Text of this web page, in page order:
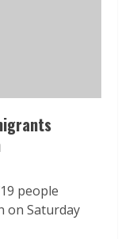
people
on Saturday